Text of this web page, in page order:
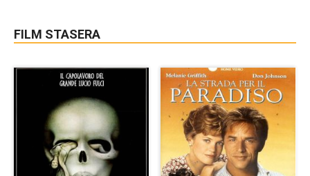
FILM STASERA